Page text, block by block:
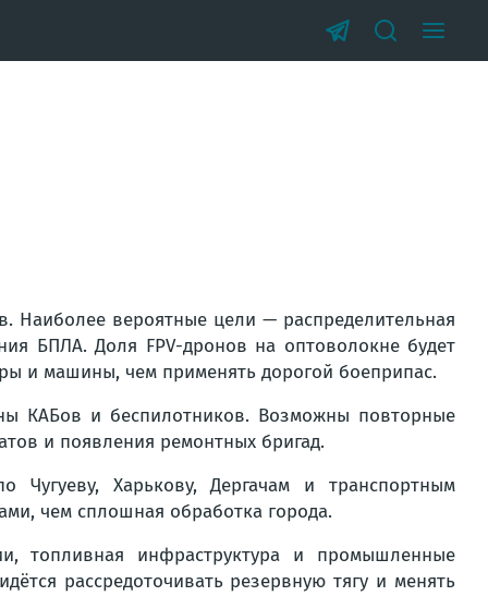
Наиболее вероятные цели — распределительная
БПЛА. Доля FPV-дронов на оптоволокне будет
и машины, чем применять дорогой боеприпас.
КАБов и беспилотников. Возможны повторные
и появления ремонтных бригад.
Чугуеву, Харькову, Дергачам и транспортным
чем сплошная обработка города.
топливная инфраструктура и промышленные
рассредоточивать резервную тягу и менять